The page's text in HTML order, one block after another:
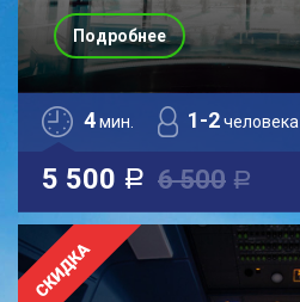
4мин. 1-2человека
5 500 a 6 500 a
Подробнее